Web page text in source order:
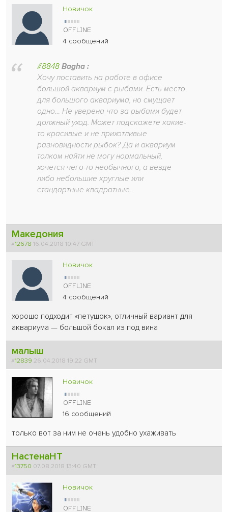
Новичок
4 сообщений
#8848 Bagha :
Хочу поставить на работе в офисе
большой аквариум с рыбами. Есть место
для большого аквариума, но смущает
одно… Не уверена что за рыбами будет
должный уход. Может подскажете какие-
то красивые и не прихотливые
разновидности рыбок? Да и аквариум
толком найти не могу нормальный,
хочется чего-то необычного, а везде
либо небольшие круглые или
стандартные квадратные.
Македония
#12678 16.04.2018 10:47 GMT
Новичок
4 сообщений
хорошо подходит «петушок», отличный вариант для
аквариума — большой бокал из под вина
малыш
#12839 26.04.2018 19:22 GMT
Новичок
16 сообщений
только вот за ним не очень удобно ухаживать
НастенаНТ
#13750 07.08.2018 13:40 GMT
Новичок